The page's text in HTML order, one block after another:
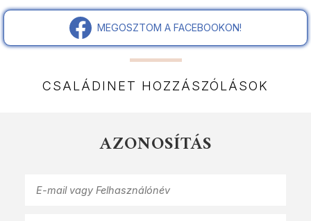
MEGOSZTOM A FACEBOOKON!
CSALÁDINET HOZZÁSZÓLÁSOK
AZONOSÍTÁS